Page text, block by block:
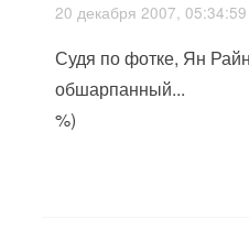
20 декабря 2007, 05:34:59
Судя по фотке, Ян
обшарпанный...
%)